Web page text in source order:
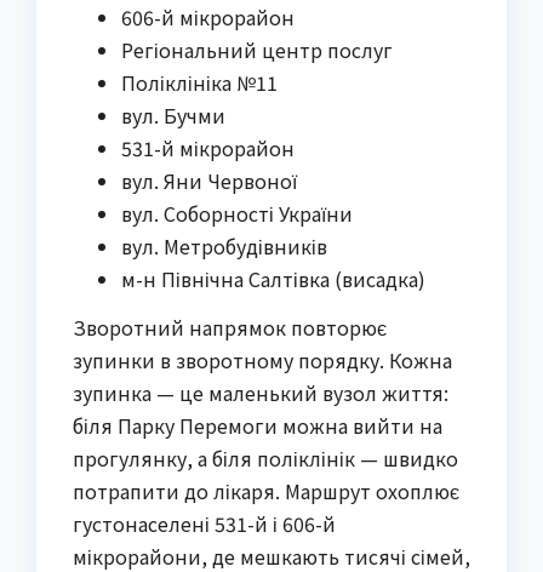
606-й мікрорайон
Регіональний центр послуг
Поліклініка №11
вул. Бучми
531-й мікрорайон
вул. Яни Червоної
вул. Соборності України
вул. Метробудівників
м-н Північна Салтівка (висадка)
Зворотний напрямок повторює
зупинки в зворотному порядку. Кожна
зупинка — це маленький вузол життя:
біля Парку Перемоги можна вийти на
прогулянку, а біля поліклінік — швидко
потрапити до лікаря. Маршрут охоплює
густонаселені 531-й і 606-й
мікрорайони, де мешкають тисячі сімей,